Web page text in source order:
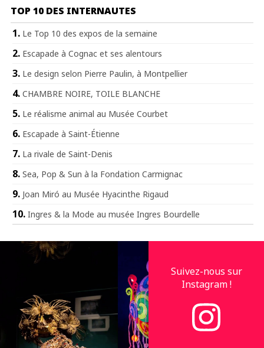
TOP 10 DES INTERNAUTES
Le Top 10 des expos de la semaine
Escapade à Cognac et ses alentours
Le design selon Pierre Paulin, à Montpellier
CHAMBRE NOIRE, TOILE BLANCHE
Le réalisme animal au Musée Courbet
Escapade à Saint-Étienne
La rivale de Saint-Denis
Sea, Pop & Sun à la Fondation Carmignac
Joan Miró au Musée Hyacinthe Rigaud
Ingres & la Mode au musée Ingres Bourdelle
Suivez-nous sur
Instagram !